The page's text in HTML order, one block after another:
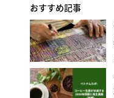
おすすめ記事